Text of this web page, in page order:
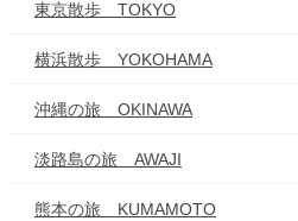
東京散歩 TOKYO
横浜散歩 YOKOHAMA
沖縄の旅 OKINAWA
淡路島の旅 AWAJI
熊本の旅 KUMAMOTO